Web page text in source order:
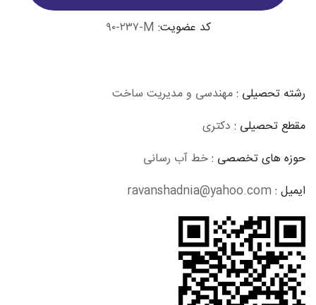
کد عضویت:۹۰-۲۳۷-M
رشته تحصیلی :مهندسی و مدیریت ساخت
مقطع تحصیلی :دکتری
حوزه های تخصصی :خط آب رسانی
ایمیل :ravanshadnia@yahoo.com